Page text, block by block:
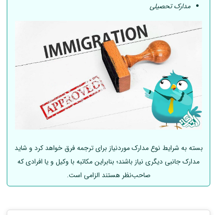
مدارک تحصیلی
بسته به شرایط نوع مدارک موردنیاز برای ترجمه فرق خواهد کرد و شاید
مدارک جانبی دیگری نیاز باشند؛ بنابراین مکاتبه با وکیل و یا افرادی که
صاحب‌نظر هستند الزامی است.